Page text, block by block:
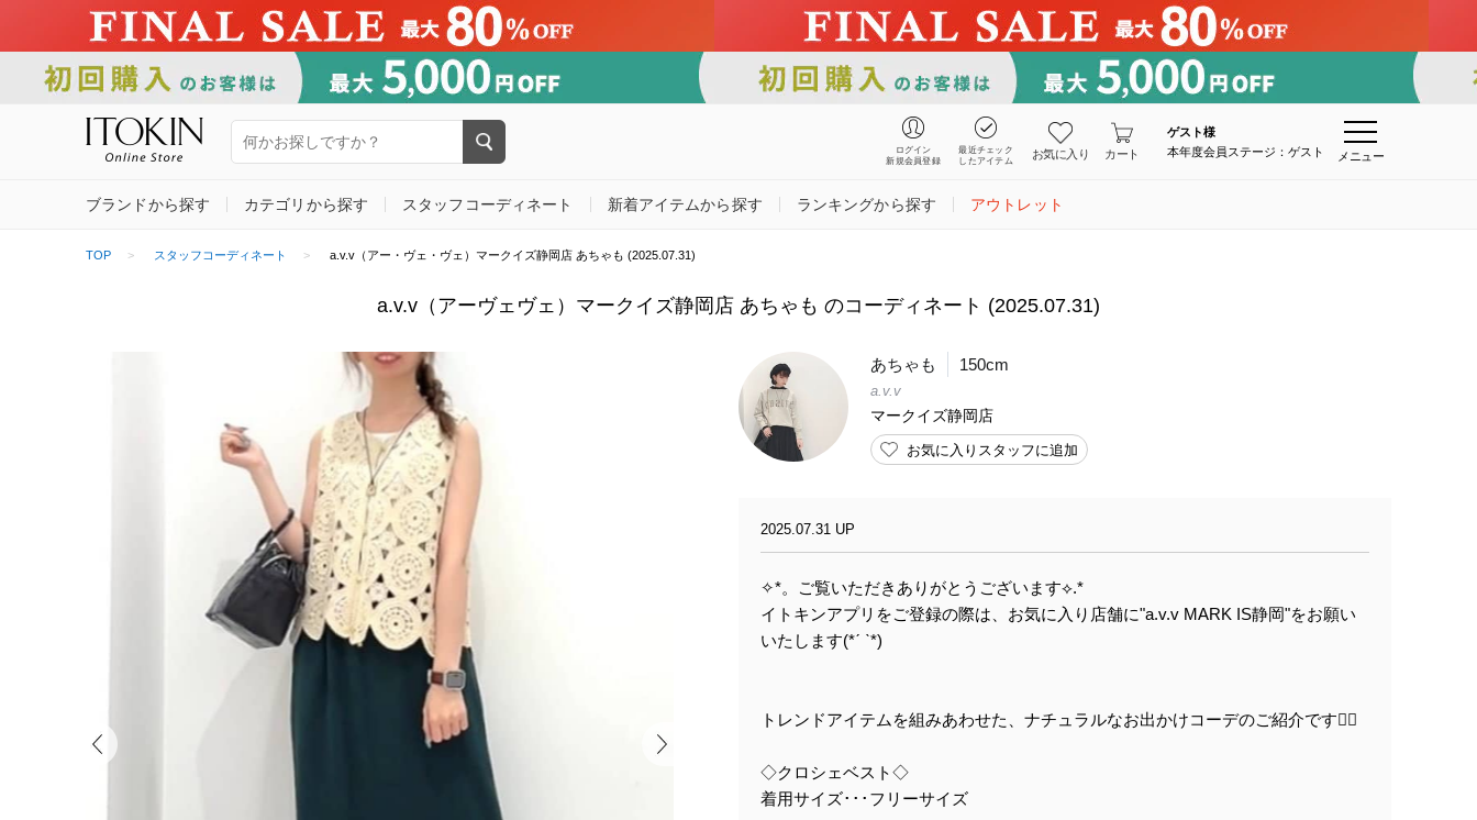
ログイン
新規会員登録
最近チェック
したアイテム
お気に入り カート
ゲスト様
本年度会員ステージ：ゲスト
メニュー
ブランドから探す カテゴリから探す スタッフコーディネート 新着アイテムから探す ランキングから探す アウトレット
TOP スタッフコーディネート a.v.v（アー・ヴェ・ヴェ）マークイズ静岡店 あちゃも (2025.07.31)
a.v.v（アーヴェヴェ）マークイズ静岡店 あちゃも のコーディネート (2025.07.31)
あちゃも 150cm
a.v.v
マークイズ静岡店
お気に入りスタッフに追加
2025.07.31 UP
✧︎*。ご覧いただきありがとうございます⟡.*
イトキンアプリをご登録の際は、お気に入り店舗に"a.v.v MARK IS静岡"をお願い
いたします(*ˊ ˋ*)
トレンドアイテムを組みあわせた、ナチュラルなお出かけコーデのご紹介です❁⃘
◇クロシェベスト◇
着用サイズ･･･フリーサイズ